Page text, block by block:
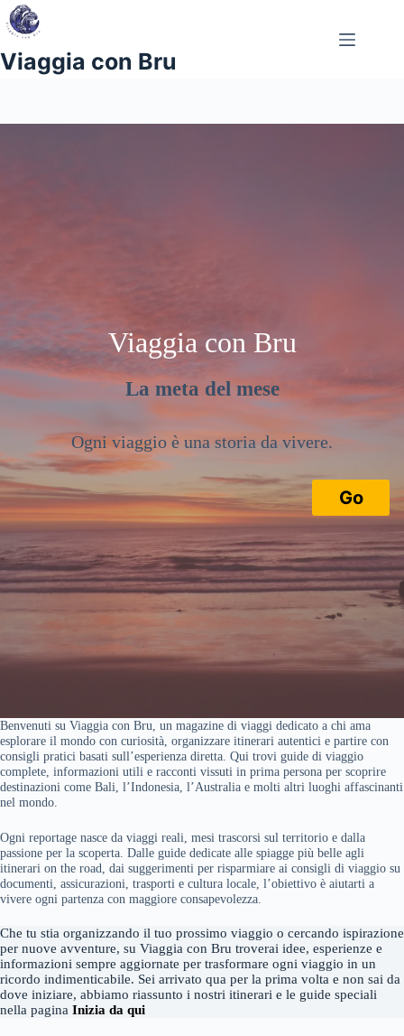
Salta
al
contenuto
Viaggia con Bru
Viaggia con Bru
La meta del mese
Ogni viaggio è una storia da vivere.
Go
Benvenuti su Viaggia con Bru, un magazine di viaggi dedicato a chi ama
esplorare il mondo con curiosità, organizzare itinerari autentici e partire con
consigli pratici basati sull’esperienza diretta. Qui trovi guide di viaggio
complete, informazioni utili e racconti vissuti in prima persona per scoprire
destinazioni come Bali, l’Indonesia, l’Australia e molti altri luoghi affascinanti
nel mondo.
Ogni reportage nasce da viaggi reali, mesi trascorsi sul territorio e dalla
passione per la scoperta. Dalle guide dedicate alle spiagge più belle agli
itinerari on the road, dai suggerimenti per risparmiare ai consigli di viaggio su
documenti, assicurazioni, trasporti e cultura locale, l’obiettivo è aiutarti a
vivere ogni partenza con maggiore consapevolezza.
Che tu stia organizzando il tuo prossimo viaggio o cercando ispirazione
per nuove avventure, su Viaggia con Bru troverai idee, esperienze e
informazioni sempre aggiornate per trasformare ogni viaggio in un
ricordo indimenticabile. Sei arrivato qua per la prima volta e non sai da
dove iniziare, abbiamo riassunto i nostri itinerari e le guide speciali
nella pagina Inizia da qui